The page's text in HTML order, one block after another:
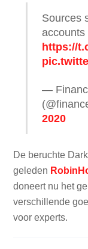
Sources
accounts
https://
—
2020
De beruchte
geleden
doneert nu het
verschillende
voor experts.